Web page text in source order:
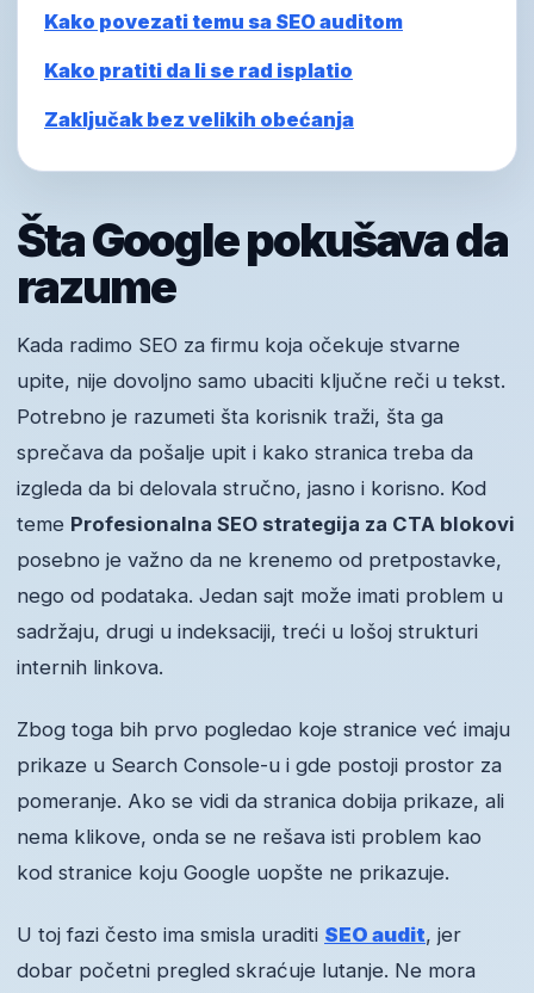
Kako povezati temu sa SEO auditom
Kako pratiti da li se rad isplatio
Zaključak bez velikih obećanja
Šta Google pokušava da
razume
Kada radimo SEO za firmu koja očekuje stvarne
upite, nije dovoljno samo ubaciti ključne reči u tekst.
Potrebno je razumeti šta korisnik traži, šta ga
sprečava da pošalje upit i kako stranica treba da
izgleda da bi delovala stručno, jasno i korisno. Kod
teme Profesionalna SEO strategija za CTA blokovi
posebno je važno da ne krenemo od pretpostavke,
nego od podataka. Jedan sajt može imati problem u
sadržaju, drugi u indeksaciji, treći u lošoj strukturi
internih linkova.
Zbog toga bih prvo pogledao koje stranice već imaju
prikaze u Search Console-u i gde postoji prostor za
pomeranje. Ako se vidi da stranica dobija prikaze, ali
nema klikove, onda se ne rešava isti problem kao
kod stranice koju Google uopšte ne prikazuje.
U toj fazi često ima smisla uraditi SEO audit, jer
dobar početni pregled skraćuje lutanje. Ne mora